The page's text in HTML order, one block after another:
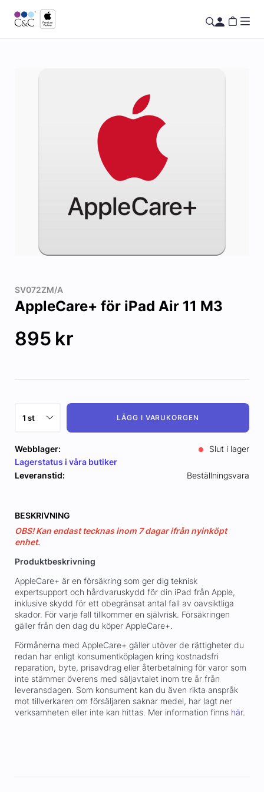
SV072ZM/A
AppleCare+ för iPad Air 11 M3
895 kr
LÄGG I VARUKORGEN
Webblager:
Slut i lager
Lagerstatus i våra butiker
Leveranstid:
Beställningsvara
BESKRIVNING
OBS! Kan endast tecknas inom 7 dagar ifrån nyinköpt
enhet.
Produktbeskrivning
AppleCare+ är en försäkring som ger dig teknisk
expertsupport och hårdvaruskydd för din iPad från Apple,
inklusive skydd för ett obegränsat antal fall av oavsiktliga
skador. För varje fall tillkommer en självrisk. Försäkringen
gäller från den dag du köper AppleCare+.
Förmånerna med AppleCare+ gäller utöver de rättigheter du
redan har enligt konsumentköplagen kring kostnadsfri
reparation, byte, prisavdrag eller återbetalning för varor som
inte stämmer överens med säljavtalet inom tre år från
leveransdagen. Som konsument kan du även rikta anspråk
mot tillverkaren om försäljaren saknar medel, har lagt ner
verksamheten eller inte kan hittas. Mer information finns här.